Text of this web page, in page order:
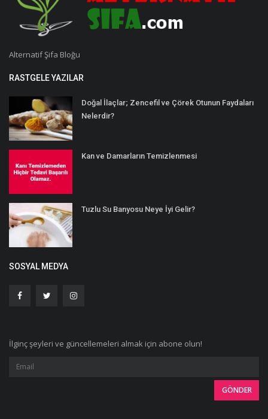
Alternatif Şifa Bloğu
RASTGELE YAZILAR
Doğal İlaçlar; Zencefil ve Çörek Otunun Faydaları
Nelerdir?
Kan ve Damarların Temizlenmesi
Tuzlu Su Banyosu Neye İyi Gelir?
SOSYAL MEDYA
İlginç şeyleri ve güncellemeleri almak için abone olun!